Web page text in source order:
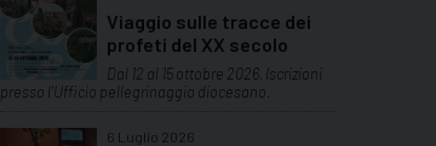
Viaggio sulle tracce dei
profeti del XX secolo
Dal 12 al 15 ottobre 2026. Iscrizioni
presso l'Ufficio pellegrinaggio diocesano.
6 Luglio 2026